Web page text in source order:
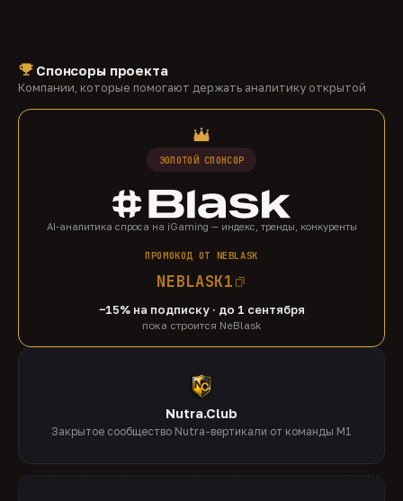
Спонсоры проекта
Компании, которые помогают держать аналитику открытой
ЗОЛОТОЙ СПОНСОР
AI-аналитика спроса на iGaming — индекс, тренды, конкуренты
ПРОМОКОД ОТ NEBLASK
NEBLASK1
−15% на подписку · до 1 сентября
пока строится NeBlask
Nutra.Club
Закрытое сообщество Nutra-вертикали от команды M1